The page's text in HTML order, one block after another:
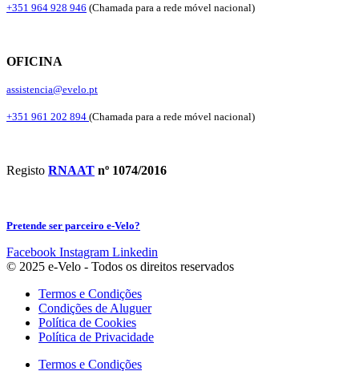
+351 964 928 946 (Chamada para a rede móvel nacional)
OFICINA
assistencia@evelo.pt
+351 961 202 894 (Chamada para a rede móvel nacional)
Registo RNAAT nº 1074/2016
Pretende ser parceiro e-Velo?
Facebook Instagram Linkedin
© 2025 e-Velo - Todos os direitos reservados
Termos e Condições
Condições de Aluguer
Política de Cookies
Política de Privacidade
Termos e Condições